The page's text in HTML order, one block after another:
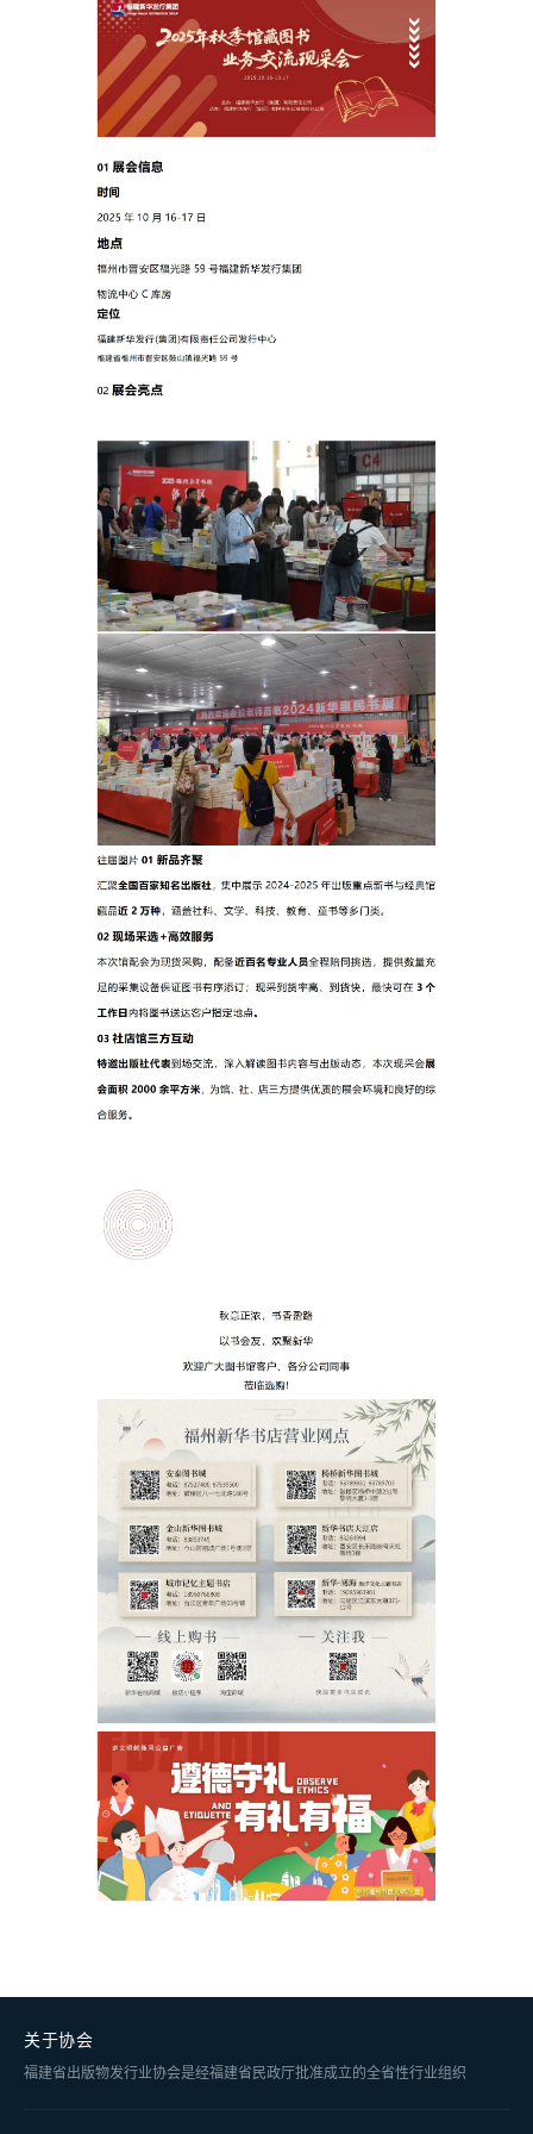
关于协会
福建省出版物发行业协会是经福建省民政厅批准成立的全省性行业组织